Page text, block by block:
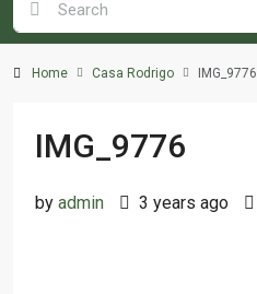
Home Casa Rodrigo IMG_9776
IMG_9776
by admin 3 years ago